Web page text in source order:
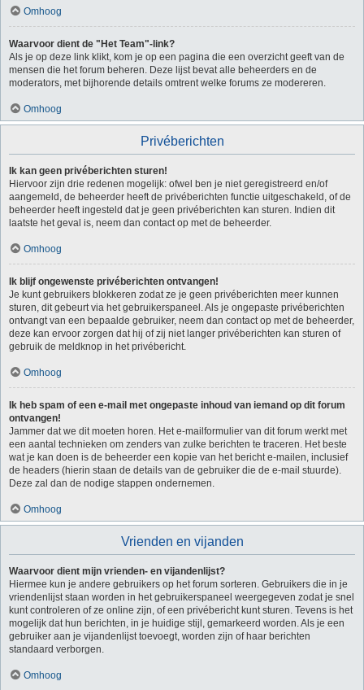
Omhoog
Waarvoor dient de "Het Team"-link?
Als je op deze link klikt, kom je op een pagina die een overzicht geeft van de
mensen die het forum beheren. Deze lijst bevat alle beheerders en de
moderators, met bijhorende details omtrent welke forums ze modereren.
Omhoog
Privéberichten
Ik kan geen privéberichten sturen!
Hiervoor zijn drie redenen mogelijk: ofwel ben je niet geregistreerd en/of
aangemeld, de beheerder heeft de privéberichten functie uitgeschakeld, of de
beheerder heeft ingesteld dat je geen privéberichten kan sturen. Indien dit
laatste het geval is, neem dan contact op met de beheerder.
Omhoog
Ik blijf ongewenste privéberichten ontvangen!
Je kunt gebruikers blokkeren zodat ze je geen privéberichten meer kunnen
sturen, dit gebeurt via het gebruikerspaneel. Als je ongepaste privéberichten
ontvangt van een bepaalde gebruiker, neem dan contact op met de beheerder,
deze kan ervoor zorgen dat hij of zij niet langer privéberichten kan sturen of
gebruik de meldknop in het privébericht.
Omhoog
Ik heb spam of een e-mail met ongepaste inhoud van iemand op dit forum
ontvangen!
Jammer dat we dit moeten horen. Het e-mailformulier van dit forum werkt met
een aantal technieken om zenders van zulke berichten te traceren. Het beste
wat je kan doen is de beheerder een kopie van het bericht e-mailen, inclusief
de headers (hierin staan de details van de gebruiker die de e-mail stuurde).
Deze zal dan de nodige stappen ondernemen.
Omhoog
Vrienden en vijanden
Waarvoor dient mijn vrienden- en vijandenlijst?
Hiermee kun je andere gebruikers op het forum sorteren. Gebruikers die in je
vriendenlijst staan worden in het gebruikerspaneel weergegeven zodat je snel
kunt controleren of ze online zijn, of een privébericht kunt sturen. Tevens is het
mogelijk dat hun berichten, in je huidige stijl, gemarkeerd worden. Als je een
gebruiker aan je vijandenlijst toevoegt, worden zijn of haar berichten
standaard verborgen.
Omhoog